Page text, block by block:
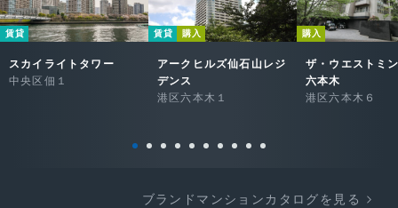
賃貸
スカイライトタワー
中央区佃１
賃貸 購入
アークヒルズ仙石山レジ
デンス
港区六本木１
購入
ザ・ウエストミ
六本木
港区六本木６
ブランドマンションカタログを見る